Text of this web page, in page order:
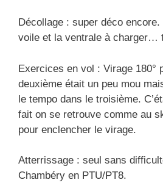
Décollage : super déco
voile et la ventrale à charger…
Exercices en vol : Virage 180°
deuxième était un peu mou
le tempo dans le troisième.
fait on se retrouve comme au
pour enclencher le virage.
Atterrissage : seul sans
Chambéry en PTU/PT8.